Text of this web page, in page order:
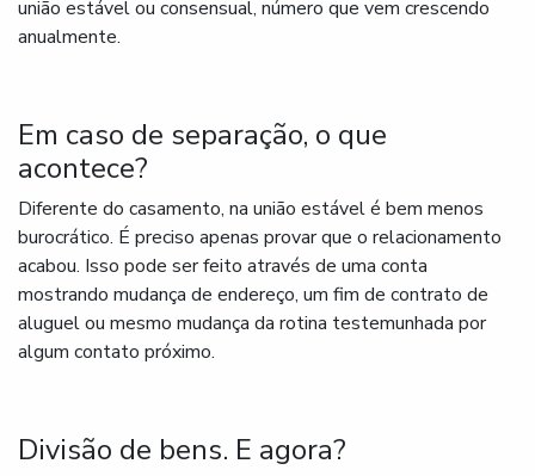
união estável ou consensual, número que vem crescendo
anualmente.
Em caso de separação, o que
acontece?
Diferente do casamento, na união estável é bem menos
burocrático. É preciso apenas provar que o relacionamento
acabou. Isso pode ser feito através de uma conta
mostrando mudança de endereço, um fim de contrato de
aluguel ou mesmo mudança da rotina testemunhada por
algum contato próximo.
Divisão de bens. E agora?